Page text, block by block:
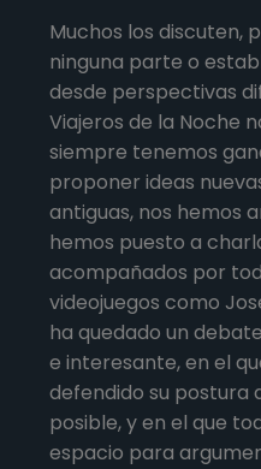
Muchos los discuten,
ninguna parte o
desde perspectivas
Viajeros de la Noche
siempre tenemos
proponer ideas
antiguas, nos hemos
hemos puesto a
acompañados por
videojuegos como
ha quedado un
e interesante, en el
defendido su postura
posible, y en el que
espacio para